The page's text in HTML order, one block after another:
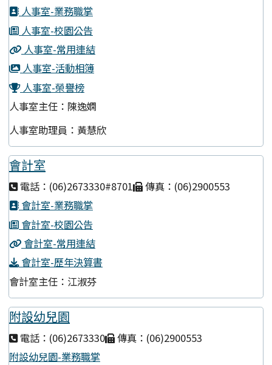
人事室-業務職掌
人事室-校園公告
人事室-常用連結
人事室-活動相簿
人事室-榮譽榜
人事室主任：陳逸嫻
人事室助理員：黃慧欣
會計室
電話：(06)2673330#8701
傳真：(06)2900553
會計室-業務職掌
會計室-校園公告
會計室-常用連結
會計室-歷年決算書
會計室主任：江淑芬
附設幼兒園
電話：(06)2673330
傳真：(06)2900553
附設幼兒園-業務職掌